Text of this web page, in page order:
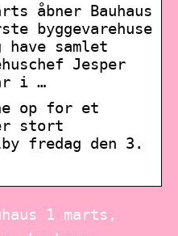
åbner Bauhaus
byggevarehuse
samlet
Jesper
i …
op for et
stort
fredag den 3.
1 marts,